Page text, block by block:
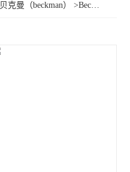
贝克曼（beckman） >Beckman贝克曼14 mL薄壁超净开口管344060